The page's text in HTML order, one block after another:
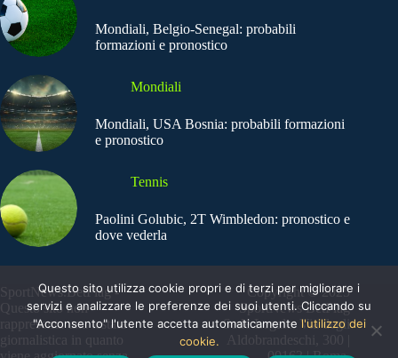
Mondiali, Belgio-Senegal: probabili
formazioni e pronostico
Mondiali
Mondiali, USA Bosnia: probabili formazioni
e pronostico
Tennis
Paolini Golubic, 2T Wimbledon: pronostico e
dove vederla
SportNews.BetFlag -
Questo sito non
rappresenta una testata
giornalistica in quanto
Copyright © 2025
SportNews BetFlag
Sede Legale: Via degli
Aldobrandeschi, 300 |
Questo sito utilizza cookie propri e di terzi per migliorare i
servizi e analizzare le preferenze dei suoi utenti. Cliccando su
"Acconsento" l'utente accetta automaticamente l'utilizzo dei
cookie.